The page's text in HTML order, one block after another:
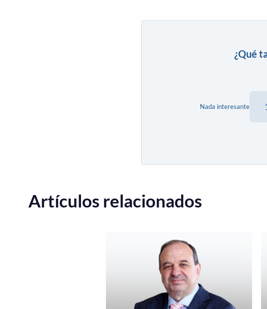
¿Qué
Nada interesante
Artículos relacionados